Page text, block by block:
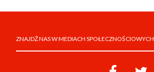
ZNAJDŹ NAS W MEDIACH SPOŁECZNOŚCIOWYCH